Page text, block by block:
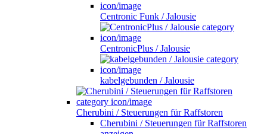
Centronic Funk / Jalousie
CentronicPlus / Jalousie
kabelgebunden / Jalousie
Cherubini / Steuerungen für Raffstoren
Cherubini / Steuerungen für Raffstoren